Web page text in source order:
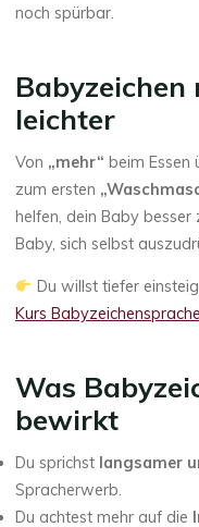
noch spürbar.
leichter
Von „mehr“ beim Essen
zum ersten
helfen, dein Baby besser
Baby, sich selbst
Du willst tiefer
Kurs Babyzeichensprache
Was
bewirkt
Du sprichst langsamer
Spracherwerb.
Du achtest mehr auf die